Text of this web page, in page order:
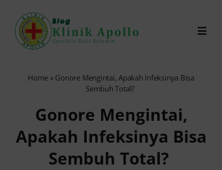
content
Reservasi Online
Home » Gonore Mengintai, Apakah Infeksinya Bisa
Sembuh Total?
Gonore Mengintai,
Apakah Infeksinya Bisa
Sembuh Total?